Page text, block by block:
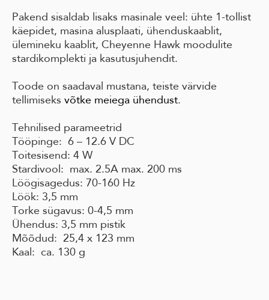
Pakend sisaldab lisaks masinale veel: ühte 1-tollist
käepidet, masina alusplaati, ühenduskaablit,
ülemineku kaablit, Cheyenne Hawk moodulite
stardikomplekti ja kasutusjuhendit.
Toode on saadaval mustana, teiste värvide
tellimiseks võtke meiega ühendust.
Tehnilised parameetrid
Tööpinge: 6 – 12.6 V DC
Toitesisend: 4 W
Stardivool: max. 2.5A max. 200 ms
Löögisagedus: 70-160 Hz
Löök: 3,5 mm
Torke sügavus: 0-4,5 mm
Ühendus: 3,5 mm pistik
Mõõdud: 25,4 x 123 mm
Kaal: ca. 130 g